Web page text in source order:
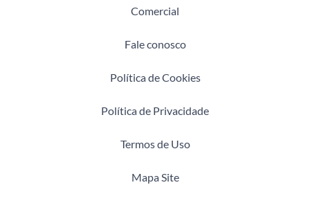
Comercial
Fale conosco
Política de Cookies
Política de Privacidade
Termos de Uso
Mapa Site